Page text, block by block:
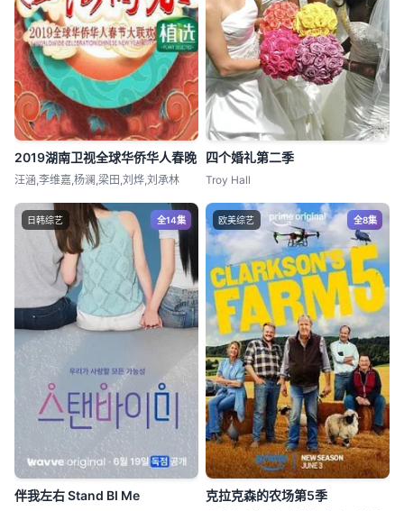
2019湖南卫视全球华侨华人春晚
汪涵,李维嘉,杨澜,梁田,刘烨,刘承林
四个婚礼第二季
Troy Hall
日韩综艺 全14集
伴我左右 Stand BI Me
欧美综艺 全8集
克拉克森的农场第5季